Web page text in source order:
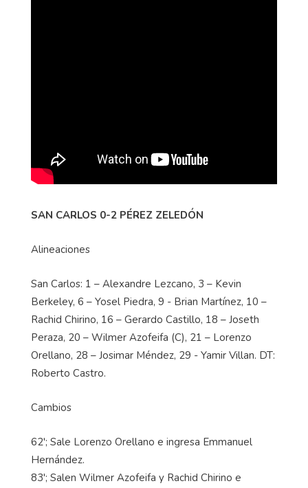
SAN CARLOS 0-2 PÉREZ ZELEDÓN
Alineaciones
San Carlos: 1 – Alexandre Lezcano, 3 – Kevin
Berkeley, 6 – Yosel Piedra, 9 - Brian Martínez, 10 –
Rachid Chirino, 16 – Gerardo Castillo, 18 – Joseth
Peraza, 20 – Wilmer Azofeifa (C), 21 – Lorenzo
Orellano, 28 – Josimar Méndez, 29 - Yamir Villan. DT:
Roberto Castro.
Cambios
62'; Sale Lorenzo Orellano e ingresa Emmanuel
Hernández.
83'; Salen Wilmer Azofeifa y Rachid Chirino e